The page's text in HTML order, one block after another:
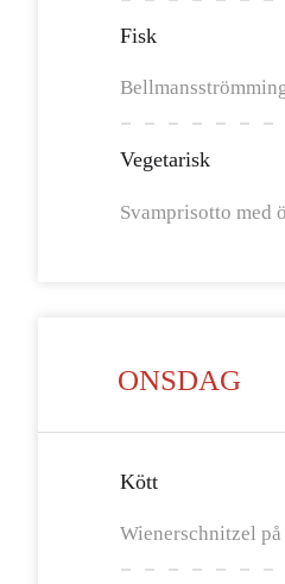
Fisk
Vegetarisk
Svamprisotto med
ONSDAG
Kött
Wienerschnitzel